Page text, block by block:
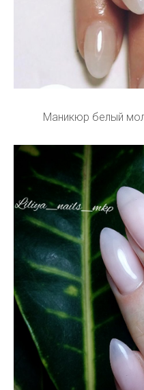
Маникюр белый